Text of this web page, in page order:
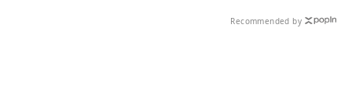
Recommended by